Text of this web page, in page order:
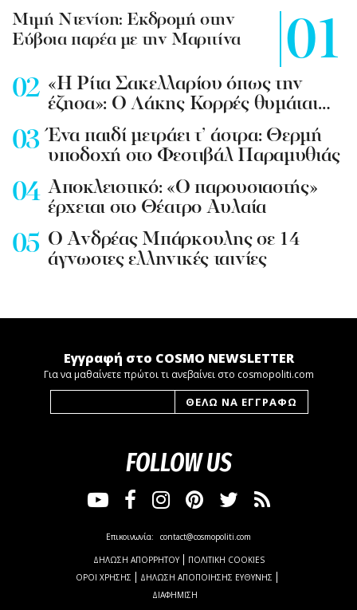
Mιμή Ντενίση: Εκδρομή στην
Εύβοια παρέα με την Μαριτίνα
«Η Ρίτα Σακελλαρίου όπως την
έζησα»: Ο Λάκης Κορρές θυμάται…
Ένα παιδί μετράει τ’ άστρα: Θερμή
υποδοχή στο Φεστιβάλ Παραμυθιάς
Aποκλειστικό: «Ο παρουσιαστής»
έρχεται στο Θέατρο Αυλαία
Ο Ανδρέας Μπάρκουλης σε 14
άγνωστες ελληνικές ταινίες
Εγγραφή στο COSMO NEWSLETTER
Για να μαθαίνετε πρώτοι τι ανεβαίνει στο cosmopoliti.com
FOLLOW US
Επικοινωνία: contact@cosmopoliti.com
ΔΗΛΩΣΗ ΑΠΟΡΡΗΤΟΥ
ΠΟΛΙΤΙΚΗ COOKIES
ΟΡΟΙ ΧΡΗΣΗΣ
ΔΗΛΩΣΗ ΑΠΟΠΟΙΗΣΗΣ ΕΥΘΥΝΗΣ
ΔΙΑΦΗΜΙΣΗ